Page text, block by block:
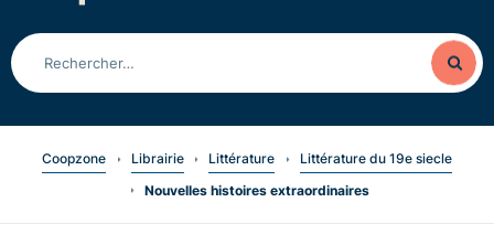
Coopzone Librairie Littérature
Littérature du 19e siecle
Nouvelles histoires extraordinaires